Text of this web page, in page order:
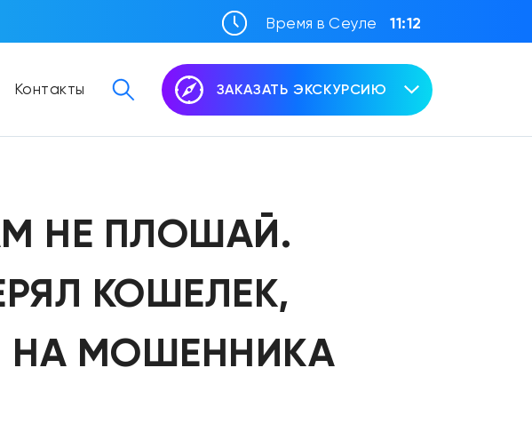
Время в Сеуле 11:12
Контакты ЗАКАЗАТЬ ЭКСКУРСИЮ
НЕ ПЛОШАЙ.
КОШЕЛЕК,
НА МОШЕННИКА